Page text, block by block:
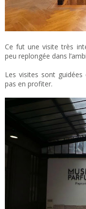
Ce fut une visite très
peu replongée dans
Les visites sont
pas en profiter.